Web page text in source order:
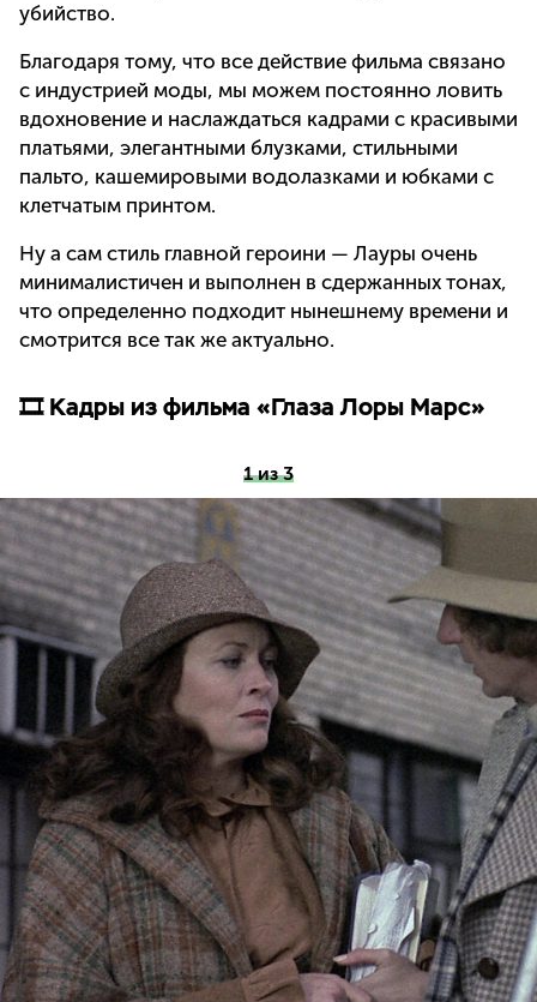
убийство.
Благодаря тому, что все действие фильма связано
с индустрией моды, мы можем постоянно ловить
вдохновение и наслаждаться кадрами с красивыми
платьями, элегантными блузками, стильными
пальто, кашемировыми водолазками и юбками с
клетчатым принтом.
Ну а сам стиль главной героини — Лауры очень
минималистичен и выполнен в сдержанных тонах,
что определенно подходит нынешнему времени и
смотрится все так же актуально.
🎞 Кадры из фильма «Глаза Лоры Марс»
1 из 3